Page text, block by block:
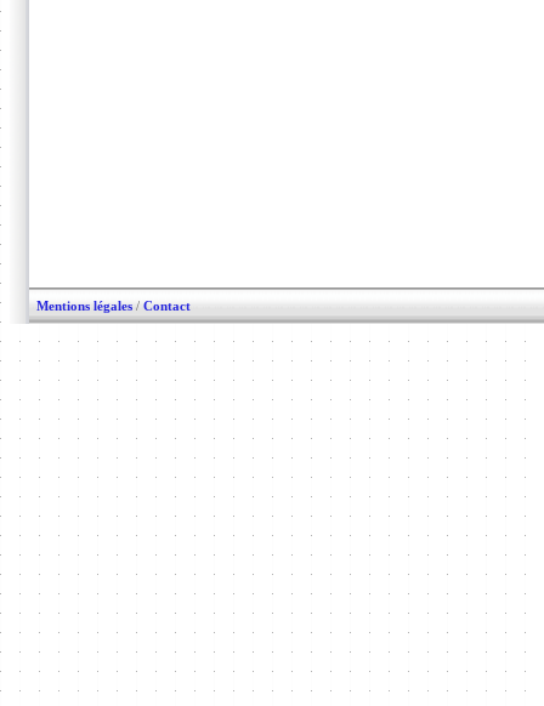
Mentions légales / Contact